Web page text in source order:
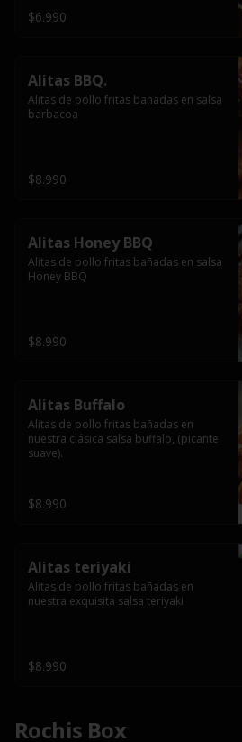
$6.990
Alitas BBQ.
Alitas de pollo fritas bañadas en salsa
barbacoa
$8.990
Alitas Honey BBQ
Alitas de pollo fritas bañadas en salsa
Honey BBQ
$8.990
Alitas Buffalo
Alitas de pollo fritas bañadas en
nuestra clásica salsa buffalo, (picante
suave).
$8.990
Alitas teriyaki
Alitas de pollo fritas bañadas en
nuestra exquisita salsa teriyaki
$8.990
Rochis Box